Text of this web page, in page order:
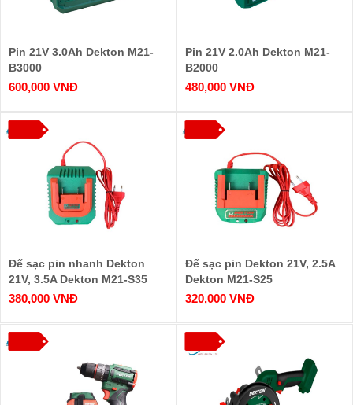
Pin 21V 3.0Ah Dekton M21-
B3000
600,000 VNĐ
Pin 21V 2.0Ah Dekton M21-
B2000
480,000 VNĐ
Đế sạc pin nhanh Dekton
21V, 3.5A Dekton M21-S35
380,000 VNĐ
Đế sạc pin Dekton 21V, 2.5A
Dekton M21-S25
320,000 VNĐ